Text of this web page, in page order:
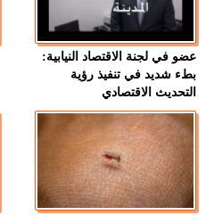
عضو في لجنة الاقتصاد النيابية:
بطء شديد في تنفيذ رؤية
التحديث الاقتصادي